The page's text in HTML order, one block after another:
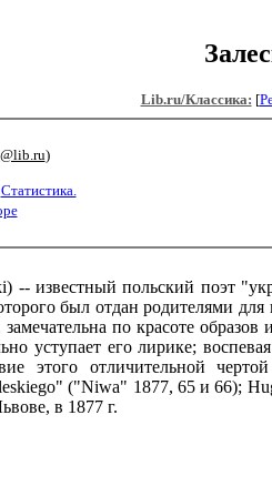
Lib.ru/Классика: [
)
Статистика.
-- известный польский поэт
был отдан родителями
по красоте
уступает его лирике;
этого отличительной
("Niwa" 1877, 65 и 66);
в 1877 г.